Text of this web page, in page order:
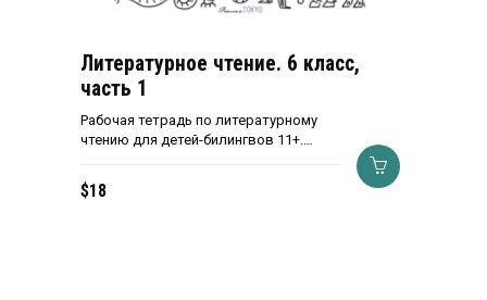
Литературное чтение. 6 класс,
часть 1
Рабочая тетрадь по литературному
чтению для детей-билингвов 11+.…
$18